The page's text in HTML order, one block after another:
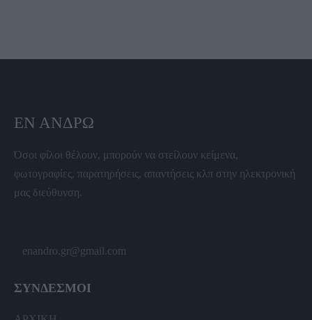
ΕΝ ΆΝΔΡΩ
Όσοι φίλοι θέλουν, μπορούν να στείλουν κείμενα,
φωτογραφίες, παρατηρήσεις, απαντήσεις κλπ στην ηλεκτρονική
μας διεύθυνση.
enandro.gr@gmail.com
ΣΥΝΔΕΣΜΟΙ